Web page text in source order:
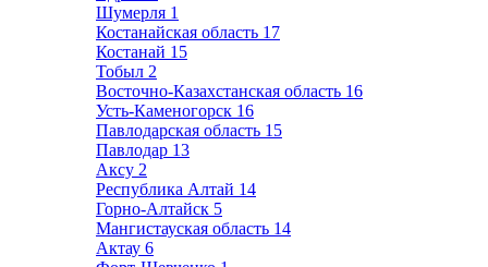
Шумерля 1
Костанайская область 17
Костанай 15
Тобыл 2
Восточно-Казахстанская область 16
Усть-Каменогорск 16
Павлодарская область 15
Павлодар 13
Аксу 2
Республика Алтай 14
Горно-Алтайск 5
Мангистауская область 14
Актау 6